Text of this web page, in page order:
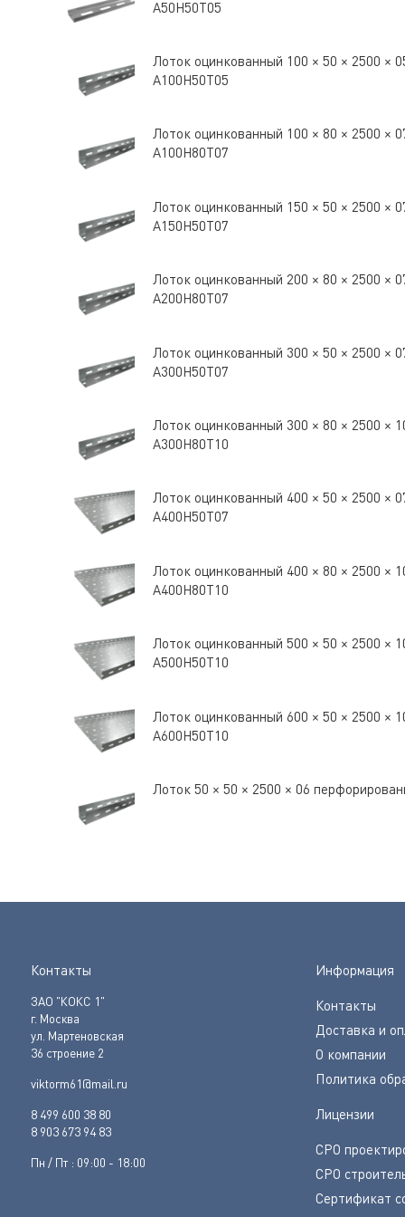
A50Н50Т05
Лоток оцинкованный 100 × 50 × 2500 ×
A100Н50Т05
Лоток оцинкованный 100 × 80 × 2500 ×
A100Н80Т07
Лоток оцинкованный 150 × 50 × 2500 ×
A150Н50Т07
Лоток оцинкованный 200 × 80 × 2500 ×
A200Н80Т07
Лоток оцинкованный 300 × 50 × 2500 ×
A300Н50Т07
Лоток оцинкованный 300 × 80 × 2500 ×
A300Н80Т10
Лоток оцинкованный 400 × 50 × 2500 ×
A400Н50Т07
Лоток оцинкованный 400 × 80 × 2500 ×
A400Н80Т10
Лоток оцинкованный 500 × 50 × 2500 ×
A500Н50Т10
Лоток оцинкованный 600 × 50 × 2500 ×
A600Н50Т10
Лоток 50 × 50 × 2500 × 06
Контакты
ЗАО "КОКС 1"
г. Москва
ул. Мартеновская
36 строение 2
viktorm61@mail.ru
8 499 600 38 80
8 903 673 94 83
Пн / Пт : 09:00 - 18:00
Информация
Контакты
Доставка и
О компании
Политика
Лицензии
СРО
СРО
Сертификат